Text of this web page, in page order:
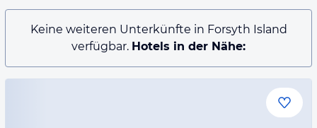
Keine weiteren Unterkünfte in Forsyth Island
verfügbar. Hotels in der Nähe: